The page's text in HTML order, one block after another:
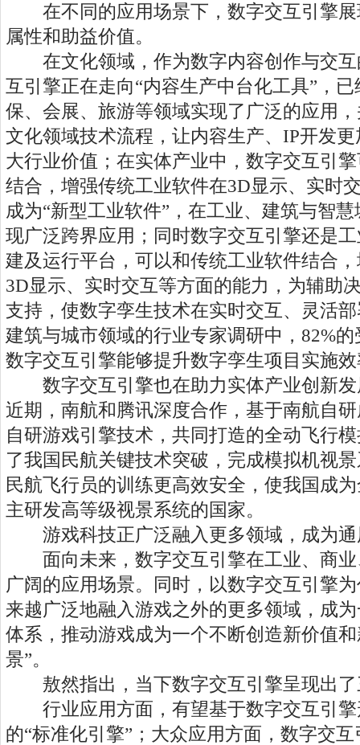
在不同的应用场景下，数字交互引擎展
属性和助益价值。
在文化领域，作为数字内容创作与交互
互引擎正在走向“内容生产中台化工具”，
保、会展、旅游等领域实现了广泛的应用
文化领域技术流程，让内容生产、IP开发
大行业价值；在实体产业中，数字交互引
结合，增强传统工业软件在3D显示、实时
成为“新型工业软件”，在工业、建筑与智
现广泛跨界应用；同时数字交互引擎还是
建及运行平台，可以和传统工业软件结合
3D显示、实时交互等方面的能力，为辅助
支持，使数字孪生技术在实时交互、灵活
建筑与城市领域的行业专家调研中，82%
数字交互引擎能够提升数字孪生项目实施
数字交互引擎也在助力实体产业创新发
近期，南航和腾讯深度合作，基于南航自
自研游戏引擎技术，共同打造的全动飞行
了我国民航关键技术突破，完成模拟机视
民航飞行员的训练更高效安全，使我国成
主研发高等级视景系统的国家。
游戏科技正广泛融入更多领域，成为通
面向未来，数字交互引擎在工业、商业
广阔的应用场景。同时，以数字交互引擎
来越广泛地融入游戏之外的更多领域，成
体系，推动游戏成为一个不断创造新价值
景”。
敖然指出，当下数字交互引擎呈现出了
行业应用方面，有望基于数字交互引擎
的“标准化引擎”；大众应用方面，数字交